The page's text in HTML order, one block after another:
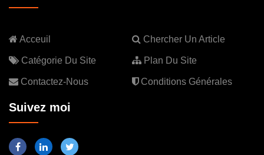
Acceuil Chercher Un Article
Catégorie Du Site Plan Du Site
Contactez-Nous Conditions Générales
Suivez moi